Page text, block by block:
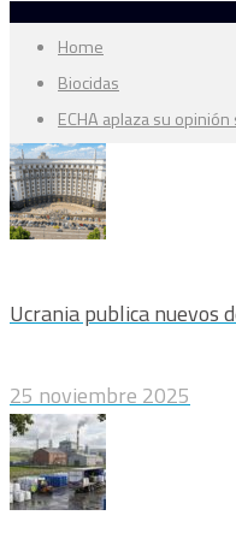
Home
Biocidas
ECHA aplaza su
Ucrania publica nuevos
25 noviembre 2025